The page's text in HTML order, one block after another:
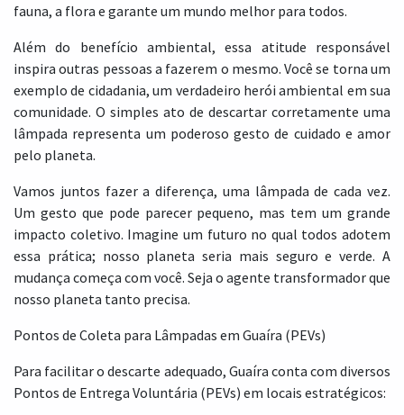
fauna, a flora e garante um mundo melhor para todos.
Além do benefício ambiental, essa atitude responsável
inspira outras pessoas a fazerem o mesmo. Você se torna um
exemplo de cidadania, um verdadeiro herói ambiental em sua
comunidade. O simples ato de descartar corretamente uma
lâmpada representa um poderoso gesto de cuidado e amor
pelo planeta.
Vamos juntos fazer a diferença, uma lâmpada de cada vez.
Um gesto que pode parecer pequeno, mas tem um grande
impacto coletivo. Imagine um futuro no qual todos adotem
essa prática; nosso planeta seria mais seguro e verde. A
mudança começa com você. Seja o agente transformador que
nosso planeta tanto precisa.
Pontos de Coleta para Lâmpadas em Guaíra (PEVs)
Para facilitar o descarte adequado, Guaíra conta com diversos
Pontos de Entrega Voluntária (PEVs) em locais estratégicos: